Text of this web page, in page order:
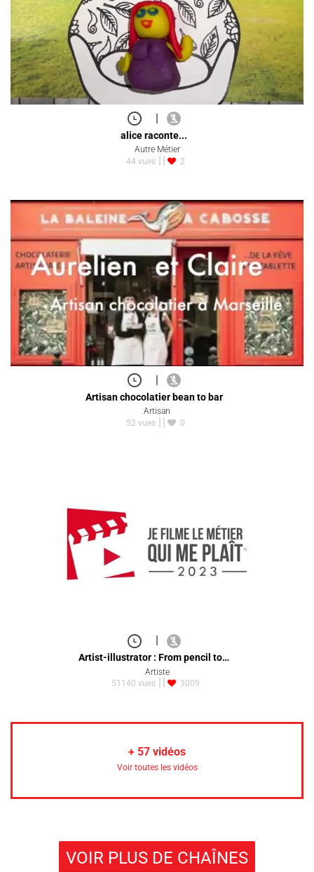
|
alice raconte...
Autre Métier
44 vues
2
|
Artisan chocolatier bean to bar
Artisan
52 vues
0
Artist-illustrator : From pencil to…
Artiste
51140 vues
3009
+ 57 vidéos
Voir toutes les vidéos
VOIR PLUS DE CHAÎNES